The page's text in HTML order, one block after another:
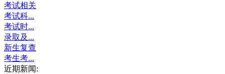
考试相关
考试科...
考试时...
录取及...
新生复查
考生考...
近期新闻: